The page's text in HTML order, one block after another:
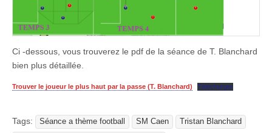
Ci -dessous, vous trouverez le pdf de la séance de T. Blanchard
bien plus détaillée.
Trouver le joueur le plus haut par la passe (T. Blanchard) Télécharger
Tags: Séance a thème football SM Caen
Tristan Blanchard